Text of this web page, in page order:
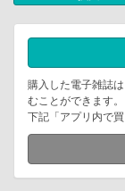
購入した電子雑誌
むことができます
下記「アプリ内で